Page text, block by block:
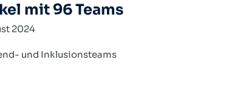
mit 96 Teams
2024
und Inklusionsteams